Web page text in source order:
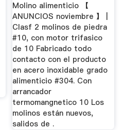
Molino alimenticio 【
ANUNCIOS noviembre 】 |
Clasf 2 molinos de piedra
#10, con motor trifasico
de 10 Fabricado todo
contacto con el producto
en acero inoxidable grado
alimenticio #304. Con
arrancador
termomangnetico 10 Los
molinos están nuevos,
salidos de .